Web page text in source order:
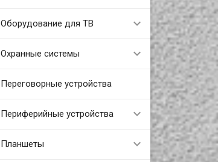
Оборудование для ТВ
Охранные системы
Переговорные устройства
Периферийные устройства
Планшеты